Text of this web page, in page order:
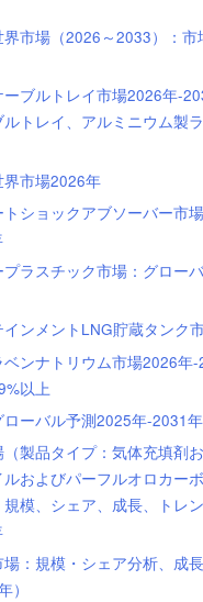
市場（2026～2033）：市
ブルトレイ市場2026年-
トレイ、アルミニウム製
市場2026年
ショックアブソーバー市
ラスチック市場：グロー
ンメントLNG貯蔵タンク
ンナトリウム市場2026年
以上
ーバル予測2025年-2031年
製品タイプ：気体充填剤
ルおよびパーフルオロカー
模、シェア、成長、トレ
：規模・シェア分析、成
）